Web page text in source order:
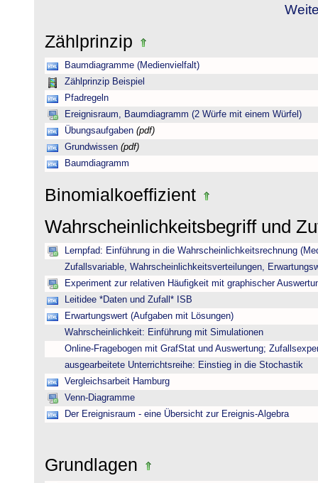
Zählprinzip
Baumdiagramme (Medienvielfalt)
Zählprinzip Beispiel
Pfadregeln
Ereignisraum, Baumdiagramm (2 Würfe mit einem Würfel)
Übungsaufgaben (pdf)
Grundwissen (pdf)
Baumdiagramm
Binomialkoeffizient
Wahrscheinlichkeitsbegriff und
Lernpfad: Einführung in die Wahrscheinlichkeitsrechnung
Zufallsvariable, Wahrscheinlichkeitsverteilungen,
Experiment zur relativen Häufigkeit mit graphischer
Leitidee *Daten und Zufall* ISB
Erwartungswert (Aufgaben mit Lösungen)
Wahrscheinlichkeit: Einführung mit Simulationen
Online-Fragebogen mit GrafStat und Auswertung;
ausgearbeitete Unterrichtsreihe: Einstieg in die Stochastik
Vergleichsarbeit Hamburg
Venn-Diagramme
Der Ereignisraum - eine Übersicht zur Ereignis-Algebra
Grundlagen